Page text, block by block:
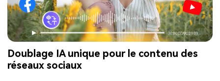
Doublage IA unique pour le contenu des
réseaux sociaux